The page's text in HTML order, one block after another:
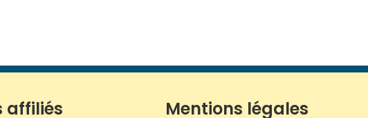
affiliés Mentions légales